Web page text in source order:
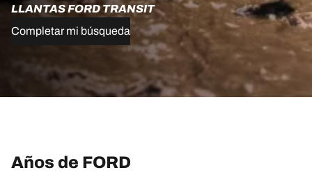
LLANTAS FORD TRANSIT
Completar mi búsqueda
Años de FORD